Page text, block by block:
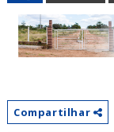
Compartilhar